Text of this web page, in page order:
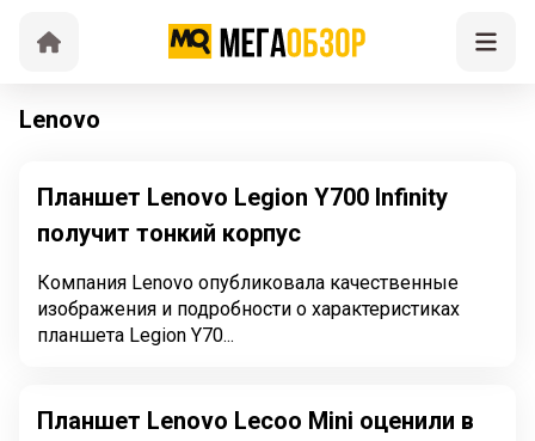
Lenovo
Планшет Lenovo Legion Y700 Infinity
получит тонкий корпус
Компания Lenovo опубликовала качественные
изображения и подробности о характеристиках
планшета Legion Y70...
Планшет Lenovo Lecoo Mini оценили в